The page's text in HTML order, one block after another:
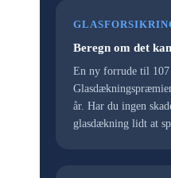
Beregn om det
En ny forrude til 107
år. Har du ingen
glasdækning lidt at